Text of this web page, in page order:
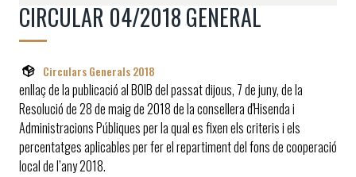
CIRCULAR 04/2018 GENERAL
Circulars Generals 2018
enllaç de la publicació al BOIB del passat dijous, 7 de juny, de la
Resolució de 28 de maig de 2018 de la consellera d'Hisenda i
Administracions Públiques per la qual es fixen els criteris i els
percentatges aplicables per fer el repartiment del fons de cooperació
local de l’any 2018.